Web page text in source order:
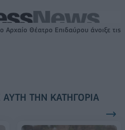
Θέατρο Επιδαύρου άνοιξε τις
ΑΥΤΉ ΤΗΝ ΚΑΤΗΓΟΡΊΑ